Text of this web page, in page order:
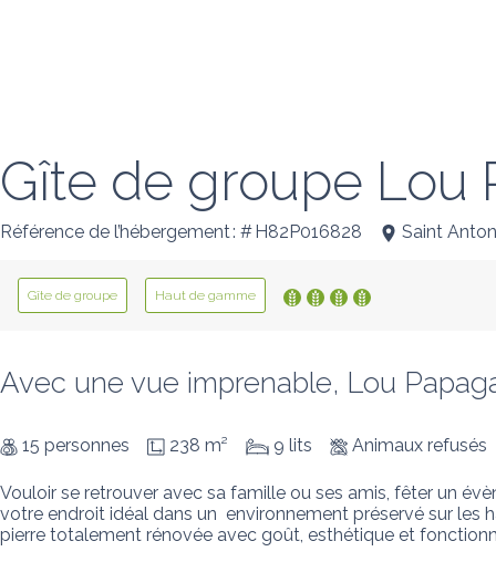
Gîte de groupe Lou
Référence de l’hébergement : # H82P016828 Saint
Gîte de groupe Haut de gamme
Avec une vue imprenable, Lou
15 personnes 238 m² 9 lits Animaux refusés
Vouloir se retrouver avec sa famille ou ses amis, fêter un
votre endroit idéal dans un  environnement préservé sur les
pierre totalement rénovée avec goût, esthétique et